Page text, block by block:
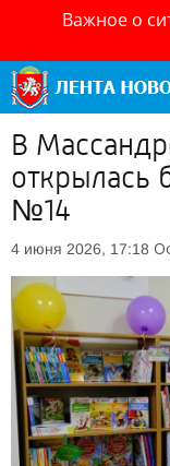
Важное о
В
открылась
№14
4 июня 2026, 17:18